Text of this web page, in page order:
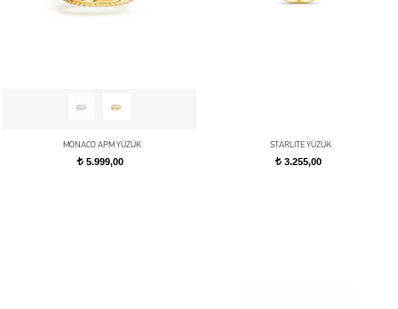
MONACO APM YÜZÜK
t5.999,00
STARLITE YÜZÜK
t 3.255,00